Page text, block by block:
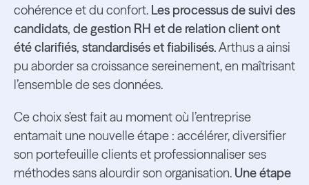
cohérence et du confort. Les processus de suivi des
candidats, de gestion RH et de relation client ont
été clarifiés, standardisés et fiabilisés.Arthus a ainsi
pu aborder sa croissance sereinement, en maîtrisant
l’ensemble de ses données.
Ce choix s’est fait au moment où l’entreprise
entamait une nouvelle étape : accélérer, diversifier
son portefeuille clients et professionnaliser ses
méthodes sans alourdir son organisation. Une étape